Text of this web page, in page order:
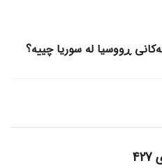
ڕووسیا له‌ سوریا چییه‌؟